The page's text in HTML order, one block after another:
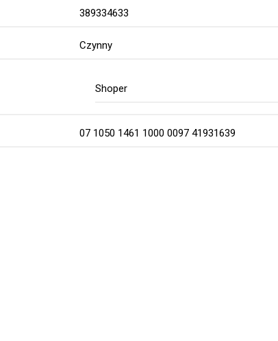
389334633
Czynny
Shoper
07 1050 1461 1000 0097 41931639